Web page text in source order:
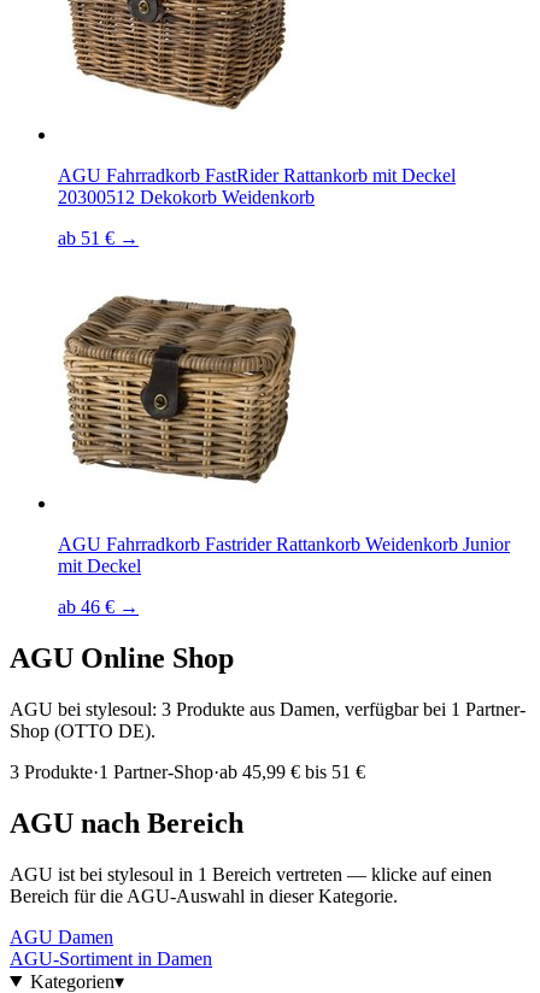
AGU Fahrradkorb FastRider Rattankorb mit Deckel
20300512 Dekokorb Weidenkorb
ab 51 € →
AGU Fahrradkorb Fastrider Rattankorb Weidenkorb Junior
mit Deckel
ab 46 € →
AGU Online Shop
AGU bei stylesoul: 3 Produkte aus Damen, verfügbar bei 1 Partner-
Shop (OTTO DE).
3 Produkte·1 Partner-Shop·ab 45,99 € bis 51 €
AGU nach Bereich
AGU ist bei stylesoul in 1 Bereich vertreten — klicke auf einen
Bereich für die AGU-Auswahl in dieser Kategorie.
AGU Damen
AGU-Sortiment in Damen
Kategorien▾